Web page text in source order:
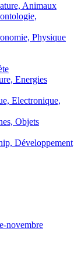
Animaux
Physique
Energies
Electronique,
Objets
Développement
novembre